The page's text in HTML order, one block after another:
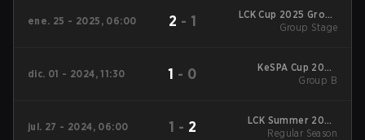
ene. 25 - 2025, 06:00 2 - 1
LCK Cup 2025 Group
Stage
Group Stage
dic. 01 - 2024, 11:30 1 - 0
KeSPA Cup 2024
Group B
Group B
jul. 27 - 2024, 06:00 1 - 2
LCK Summer 2024
Regular Season
Regular Season